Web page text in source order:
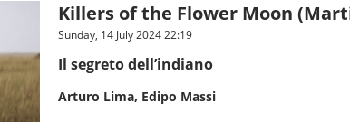
Killers of the Flower Moon
Sunday, 14 July 2024 22:19
Il segreto dell’indiano
Arturo Lima, Edipo Massi